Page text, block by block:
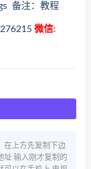
备注：教程
微信:
在上方先复制下边
址 输入刚才复制的